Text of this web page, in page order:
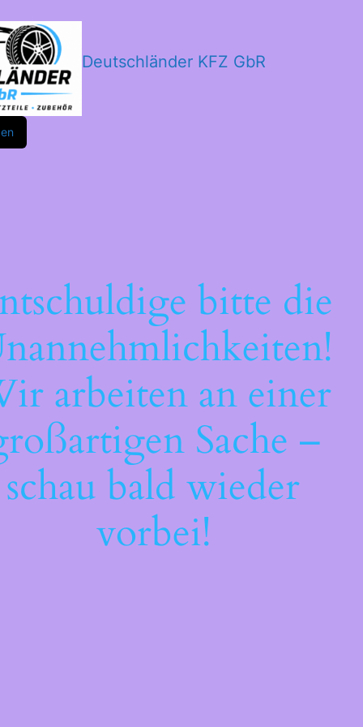
Deutschländer KFZ GbR
bitte die
arbeiten an einer
Sache –
schau bald wieder
vorbei!